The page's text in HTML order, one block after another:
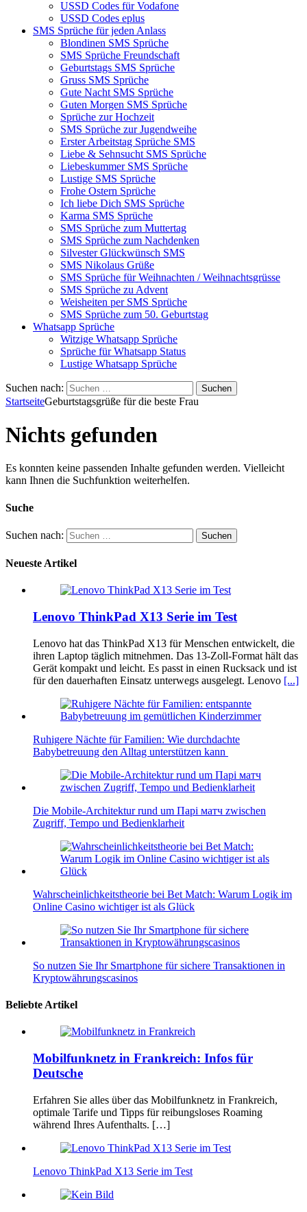
USSD Codes für Vodafone
USSD Codes eplus
SMS Sprüche für jeden Anlass
Blondinen SMS Sprüche
SMS Sprüche Freundschaft
Geburtstags SMS Sprüche
Gruss SMS Sprüche
Gute Nacht SMS Sprüche
Guten Morgen SMS Sprüche
Sprüche zur Hochzeit
SMS Sprüche zur Jugendweihe
Erster Arbeitstag Sprüche SMS
Liebe & Sehnsucht SMS Sprüche
Liebeskummer SMS Sprüche
Lustige SMS Sprüche
Frohe Ostern Sprüche
Ich liebe Dich SMS Sprüche
Karma SMS Sprüche
SMS Sprüche zum Muttertag
SMS Sprüche zum Nachdenken
Silvester Glückwünsch SMS
SMS Nikolaus Grüße
SMS Sprüche für Weihnachten / Weihnachtsgrüsse
SMS Sprüche zu Advent
Weisheiten per SMS Sprüche
SMS Sprüche zum 50. Geburtstag
Whatsapp Sprüche
Witzige Whatsapp Sprüche
Sprüche für Whatsapp Status
Lustige Whatsapp Sprüche
Suchen nach:
StartseiteGeburtstagsgrüße für die beste Frau
Nichts gefunden
Es konnten keine passenden Inhalte gefunden werden. Vielleicht
kann Ihnen die Suchfunktion weiterhelfen.
Suche
Suchen nach:
Neueste Artikel
Lenovo ThinkPad X13 Serie im Test
Lenovo hat das ThinkPad X13 für Menschen entwickelt, die
ihren Laptop täglich mitnehmen. Das 13-Zoll-Format hält das
Gerät kompakt und leicht. Es passt in einen Rucksack und ist
für den dauerhaften Einsatz unterwegs ausgelegt. Lenovo [...]
Ruhigere Nächte für Familien: Wie durchdachte
Babybetreuung den Alltag unterstützen kann
Die Mobile-Architektur rund um Парі матч zwischen
Zugriff, Tempo und Bedienklarheit
Wahrscheinlichkeitstheorie bei Bet Match: Warum Logik im
Online Casino wichtiger ist als Glück
So nutzen Sie Ihr Smartphone für sichere Transaktionen in
Kryptowährungscasinos
Beliebte Artikel
Mobilfunknetz in Frankreich: Infos für
Deutsche
Erfahren Sie alles über das Mobilfunknetz in Frankreich,
optimale Tarife und Tipps für reibungsloses Roaming
während Ihres Aufenthalts. […]
Lenovo ThinkPad X13 Serie im Test